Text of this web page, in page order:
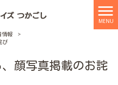
MENU
情報
>
び
顔写真掲載のお詫